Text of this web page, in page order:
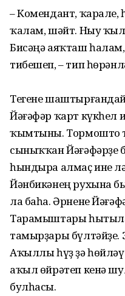
– Комендант,
ҡалам, шәйт. Ныу
Бисәңә аяҡташ
тибешеп, – тип
Тегене
Йәғәфәр ҡарт күкһел
ҡымтыны. Тормошто
сыныҡҡан Йәғәфәрҙе
һындыра алмаҫ ине
Йәнбикәнең рухына
ла баһа. Әрнене
Тарамыштары
тамырҙары бүлтәйҙе.
Аҡыллы һүҙ ҙә
аҡыл өйрәтеп кенә
булһасы.